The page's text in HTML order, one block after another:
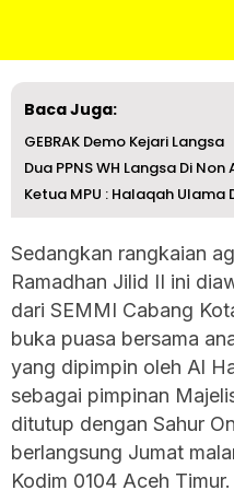
Baca Juga:
GEBRAK Demo Kejari Langsa
Dua PPNS WH Langsa Di
Sedangkan rangkaian
Ramadhan Jilid II ini
dari SEMMI Cabang
buka puasa bersama
yang dipimpin oleh Al
sebagai pimpinan
ditutup dengan Sahur
berlangsung Jumat
Kodim 0104 Aceh Timur.